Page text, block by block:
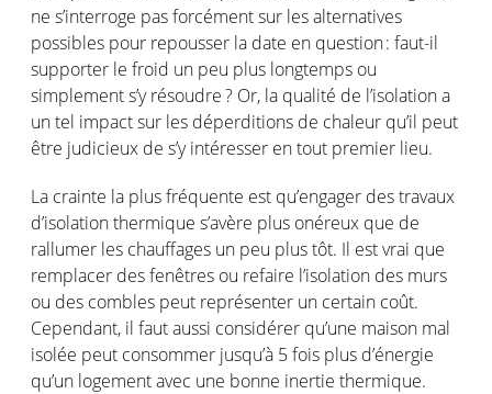
ne s’interroge pasforcémentsur les alternatives
possibles pour repousser la date en question : faut-il
supporter le froid un peu plus longtemps ou
simplements’y résoudre? Or, la qualité de l’isolationa
untel impact sur les déperditions de chaleur qu’il peut
être judicieux de s’y intéresser entout premier lieu.
La crainte la plusfréquente est qu’engager des travaux
d’isolationthermique s’avère plus onéreux que de
rallumer les chauffages un peu plustôt. Il estvrai que
remplacer desfenêtres ou refaire l’isolation des murs
ou des combles peut représenter un certain coût.
Cependant, il fautaussi considérer qu’une maison mal
isolée peut consommer jusqu’à 5fois plus d’énergie
qu’un logementavec une bonne inertie thermique.